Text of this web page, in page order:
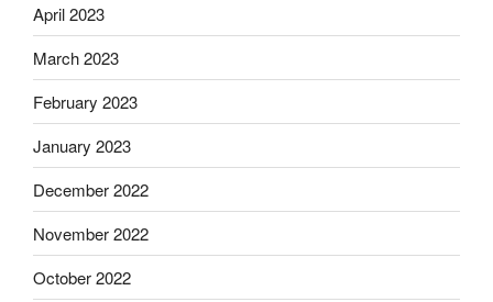
April 2023
March 2023
February 2023
January 2023
December 2022
November 2022
October 2022